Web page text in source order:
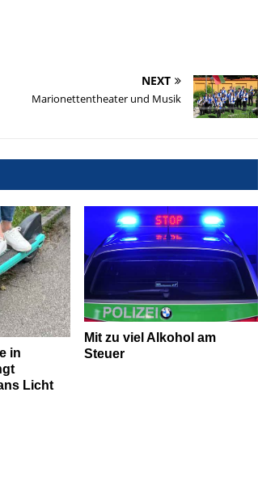
NEXT
Marionettentheater und Musik
in
Licht
Mit zu viel Alkohol am
Steuer